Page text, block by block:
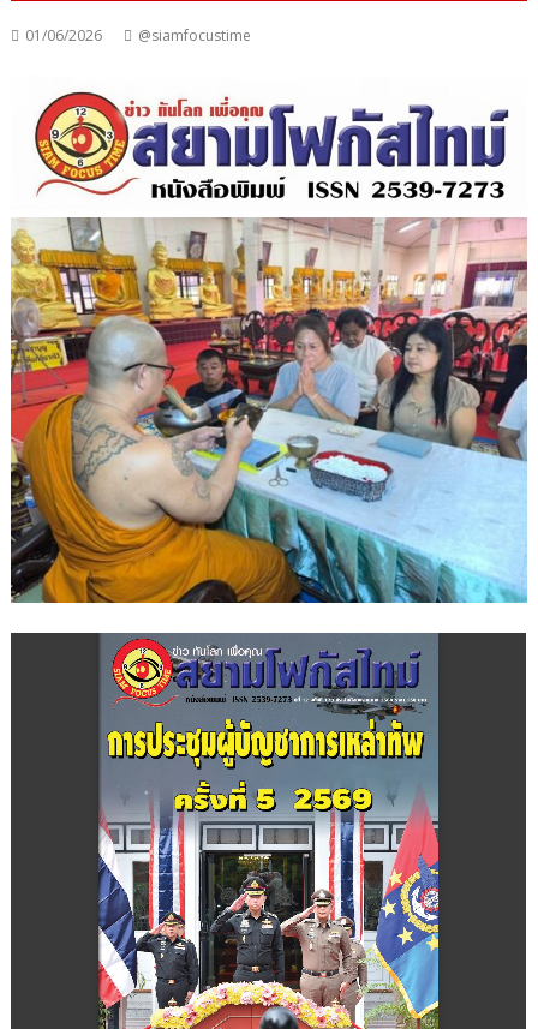
01/06/2026 @siamfocustime